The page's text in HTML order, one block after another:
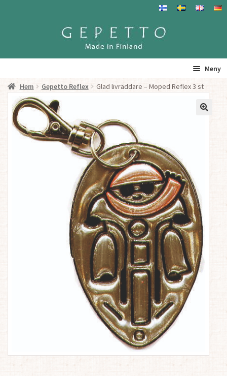
Hoppa
Hoppa
Meny
Hem
Produkter
Gepetto – Information
För Återförsäljare
Hem Gepetto Reflex Glad livräddare – Moped Reflex 3 st